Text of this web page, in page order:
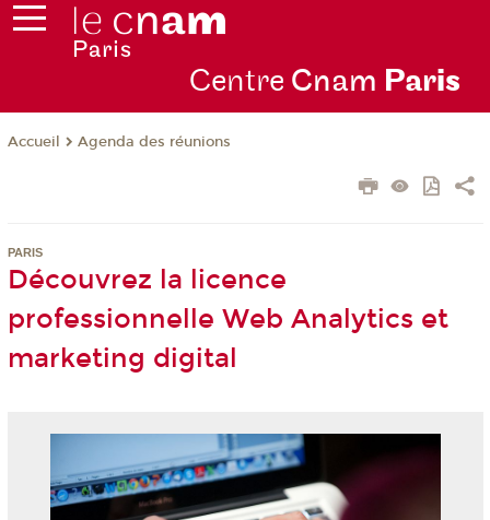
Centre Cnam Paris
Accueil Agenda des réunions
PARIS
Découvrez la licence
professionnelle Web Analytics et
marketing digital